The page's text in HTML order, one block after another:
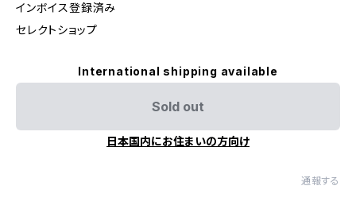
インボイス登録済み
セレクトショップ
International shipping available
Sold out
日本国内にお住まいの方向け
通報する